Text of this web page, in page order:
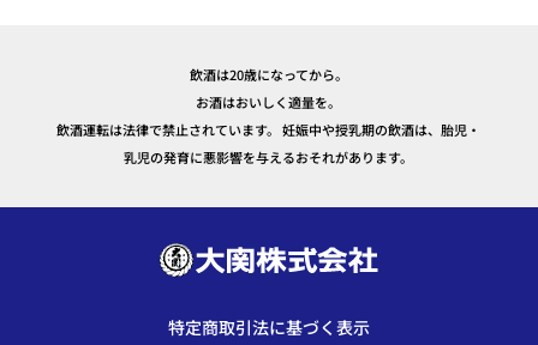
飲酒は20歳になってから。
お酒はおいしく適量を。
飲酒運転は法律で禁止されています。 妊娠中や授乳期の飲酒は、胎児・
乳児の発育に悪影響を与えるおそれがあります。
特定商取引法に基づく表示